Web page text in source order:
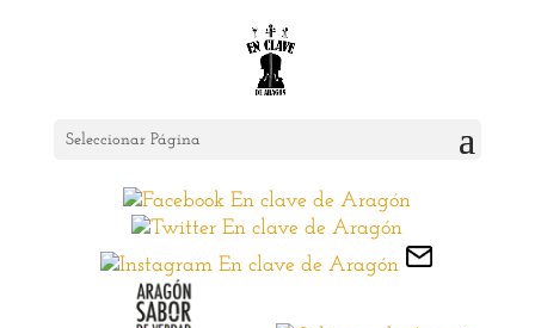
Seleccionar Página